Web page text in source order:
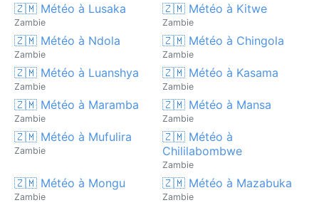
🇿🇲 Météo à Lusaka
Zambie
🇿🇲 Météo à Kitwe
Zambie
🇿🇲 Météo à Ndola
Zambie
🇿🇲 Météo à Chingola
Zambie
🇿🇲 Météo à Luanshya
Zambie
🇿🇲 Météo à Kasama
Zambie
🇿🇲 Météo à Maramba
Zambie
🇿🇲 Météo à Mansa
Zambie
🇿🇲 Météo à Mufulira
Zambie
🇿🇲 Météo à
Chililabombwe
Zambie
🇿🇲 Météo à Mongu
Zambie
🇿🇲 Météo à Mazabuka
Zambie